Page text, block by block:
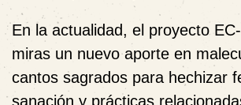
En la actualidad, el proyecto
miras un nuevo aporte en
cantos sagrados para hechizar
sanación y prácticas